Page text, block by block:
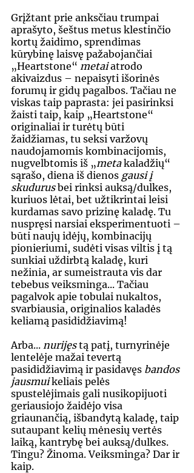
Grįžtant prie anksčiau trumpai
aprašyto, šeštus metus klestinčio
kortų žaidimo, sprendimas
kūrybinę laisvę pažabojančiai
„Heartstone“ metai atrodo
akivaizdus – nepaisyti išorinės
forumų ir gidų pagalbos. Tačiau ne
viskas taip paprasta: jei pasirinksi
žaisti taip, kaip „Heartstone“
originaliai ir turėtų būti
žaidžiamas, tu seksi varžovų
naudojamomis kombinacijomis,
nugvelbtomis iš „meta kaladžių“
sąrašo, diena iš dienos gausi į
skudurus bei rinksi auksą/dulkes,
kuriuos lėtai, bet užtikrintai leisi
kurdamas savo prizinę kaladę. Tu
nuspręsi narsiai eksperimentuoti –
būti naujų idėjų, kombinacijų
pionieriumi, sudėti visas viltis į tą
sunkiai uždirbtą kaladę, kuri
nežinia, ar sumeistrauta vis dar
tebebus veiksminga... Tačiau
pagalvok apie tobulai nukaltos,
svarbiausia, originalios kaladės
keliamą pasididžiavimą!
Arba... nurijęs tą patį, turnyrinėje
lentelėje mažai tevertą
pasididžiavimą ir pasidavęs bandos
jausmui keliais pelės
spustelėjimais gali nusikopijuoti
geriausiojo žaidėjo visa
griaunančią, išbandytą kaladę, taip
sutaupant kelių mėnesių vertės
laiką, kantrybę bei auksą/dulkes.
Tingu? Žinoma. Veiksminga? Dar ir
kaip.